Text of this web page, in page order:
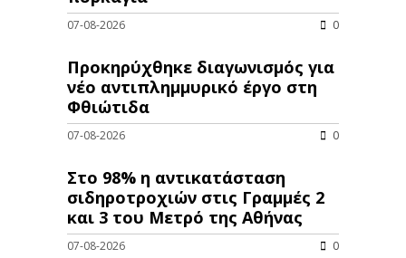
07-08-2026 0
Προκηρύχθηκε διαγωνισμός για
νέo αντιπλημμυρικό έργο στη
Φθιώτιδα
07-08-2026 0
Στο 98% η αντικατάσταση
σιδηροτροχιών στις Γραμμές 2
και 3 του Μετρό της Αθήνας
07-08-2026 0